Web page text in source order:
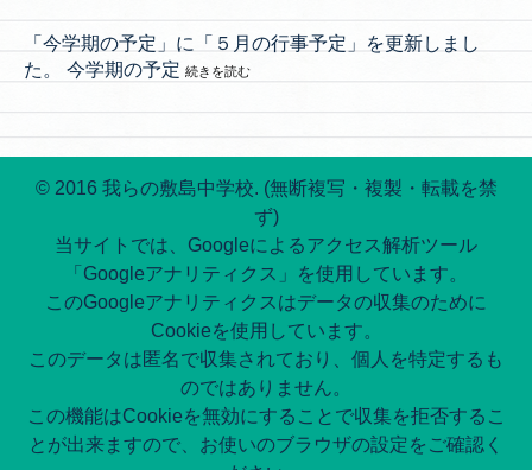
「今学期の予定」に「５月の行事予定」を更新しまし
た。 今学期の予定 続きを読む
© 2016 我らの敷島中学校. (無断複写・複製・転載を禁
ず)
当サイトでは、Googleによるアクセス解析ツール
「Googleアナリティクス」を使用しています。
このGoogleアナリティクスはデータの収集のために
Cookieを使用しています。
このデータは匿名で収集されており、個人を特定するも
のではありません。
この機能はCookieを無効にすることで収集を拒否するこ
とが出来ますので、お使いのブラウザの設定をご確認く